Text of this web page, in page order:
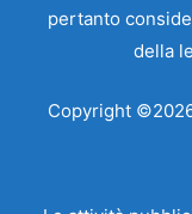
pertanto
della
Copyright